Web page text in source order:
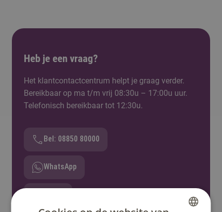
Heb je een vraag?
Het klantcontactcentrum helpt je graag verder.
Bereikbaar op ma t/m vrij 08:30u – 17:00u uur.
Telefonisch bereikbaar tot 12:30u.
Bel: 08850 80000
WhatsApp